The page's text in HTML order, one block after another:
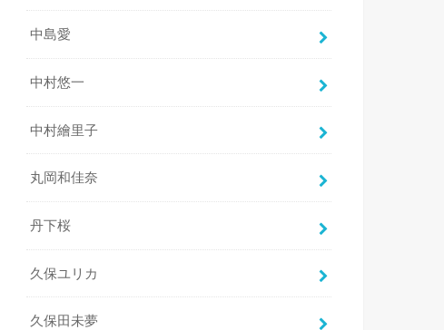
中島愛
中村悠一
中村繪里子
丸岡和佳奈
丹下桜
久保ユリカ
久保田未夢